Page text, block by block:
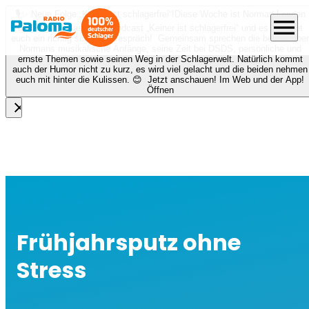
🎙️✨ Neue Folge „Keiner ist schlagerfrei“!
Diese Woche ist Norman Langen
bei Nora zu Gast beim Podcast „Keiner ist schlagerfrei“ und es erwartet
euch ein richtig schönes Gespräch! Gemeinsam sprechen die beiden über
Normans musikalische Anfänge, seine Zeit bei DSDS, persönliche und
ernste Themen sowie seinen Weg in der Schlagerwelt. Natürlich kommt
auch der Humor nicht zu kurz, es wird viel gelacht und die beiden nehmen
euch mit hinter die Kulissen. 😊 Jetzt anschauen! Im Web und der App!
Öffnen
close
menu
Frühjahrsputz ohne
Stress